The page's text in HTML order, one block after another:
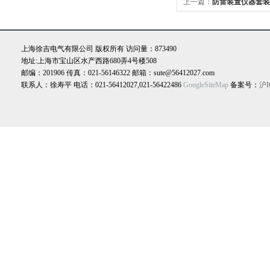
上一篇： 防雷装置仪器套
上海徐吉电气有限公司 版权所有 访问量：873490
地址:上海市宝山区水产西路680弄4号楼508
邮编：201906 传真：021-56146322 邮箱：sute@56412027.com
联系人：徐寿平 电话：021-56412027,021-56422486 GoogleSiteMap 备案号： 沪